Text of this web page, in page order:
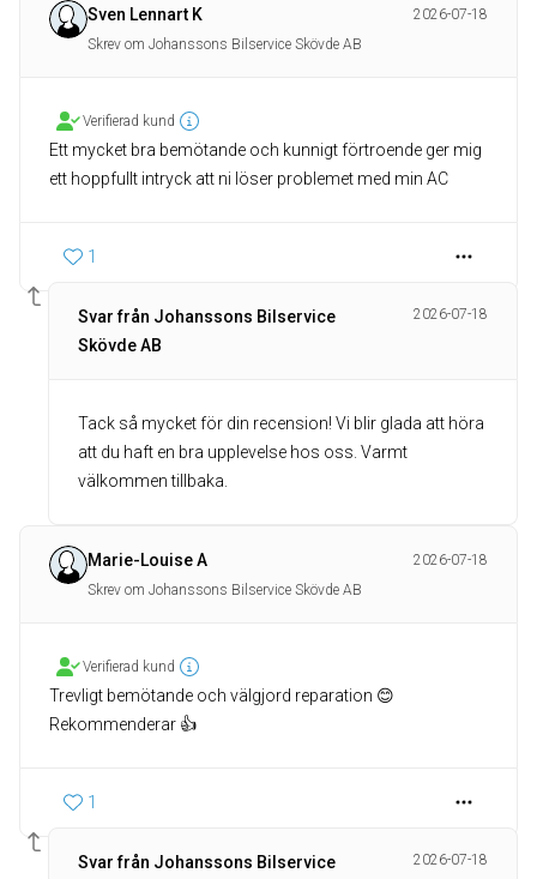
Sven Lennart K
2026-07-18
Skrev om Johanssons Bilservice Skövde AB
Verifierad kund
Ett mycket bra bemötande och kunnigt förtroende ger mig
ett hoppfullt intryck att ni löser problemet med min AC
1
Svar från Johanssons Bilservice
Skövde AB
2026-07-18
Tack så mycket för din recension! Vi blir glada att höra
att du haft en bra upplevelse hos oss. Varmt
välkommen tillbaka.
Marie-Louise A
2026-07-18
Skrev om Johanssons Bilservice Skövde AB
Verifierad kund
Trevligt bemötande och välgjord reparation 😊
Rekommenderar 👍
1
Svar från Johanssons Bilservice
2026-07-18